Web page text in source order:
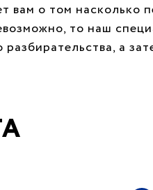
вам о том насколько
то наш
а